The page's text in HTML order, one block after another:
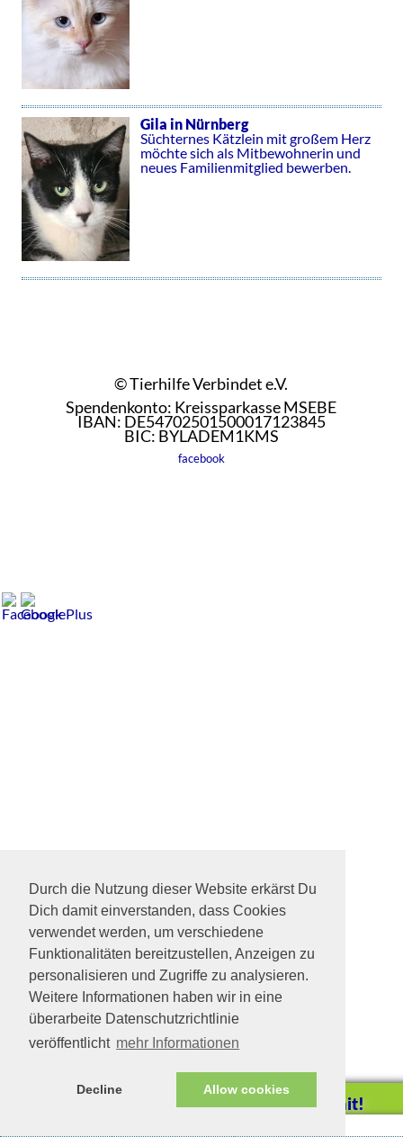
Durch die Nutzung dieser Website erkärst Du
Dich damit einverstanden, dass Cookies
verwendet werden, um verschiedene
Funktionalitäten bereitzustellen, Anzeigen zu
personalisieren und Zugriffe zu analysieren.
Weitere Informationen haben wir in eine
überarbeite Datenschutzrichtlinie
veröffentlicht mehr Informationen
Decline Allow cookies
Gila in Nürnberg
Süchternes Kätzlein mit großem Herz
möchte sich als Mitbewohnerin und
neues Familienmitglied bewerben.
© Tierhilfe Verbindet e.V.
Spendenkonto: Kreissparkasse MSEBE
IBAN: DE54702501500017123845
BIC: BYLADEM1KMS
facebook
Helfen Sie mit!